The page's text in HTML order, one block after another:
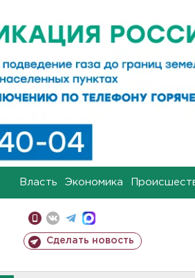
Власть Экономика
Сделать новость